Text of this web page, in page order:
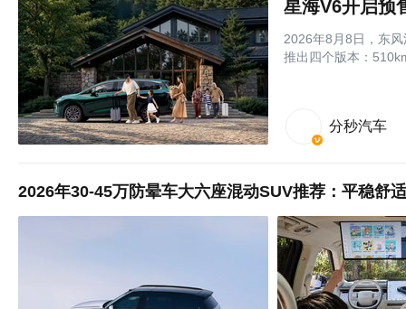
2026年8月8日，东
推出四个版本：
分秒汽车
2026年30-45万防晕车大六座混动SUV推荐：平稳舒